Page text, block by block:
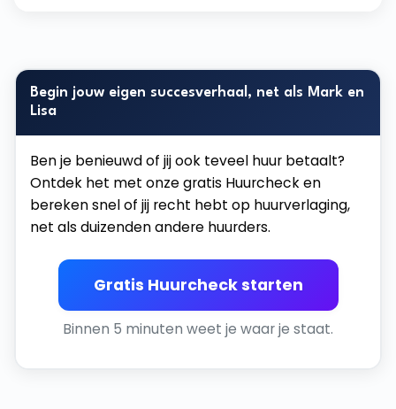
Begin jouw eigen succesverhaal, net als Mark en
Lisa
Ben je benieuwd of jij ook teveel huur betaalt?
Ontdek het met onze gratis Huurcheck en
bereken snel of jij recht hebt op huurverlaging,
net als duizenden andere huurders.
Gratis Huurcheck starten
Binnen 5 minuten weet je waar je staat.